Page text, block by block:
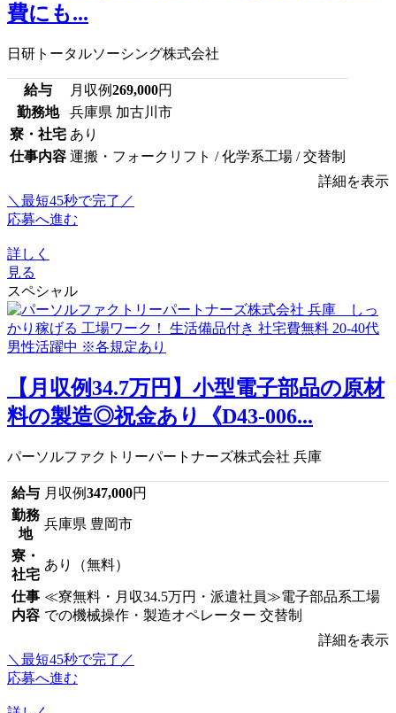
費にも...
日研トータルソーシング株式会社
給与 月収例269,000円
勤務地
兵庫県 加古川市
寮・社宅 あり
仕事内容 運搬・フォークリフト / 化学系工場 / 交替制
詳細を表示
＼最短45秒で完了／
応募へ進む
詳しく
見る
スペシャル
【月収例34.7万円】小型電子部品の原材
料の製造◎祝金あり《D43-006...
パーソルファクトリーパートナーズ株式会社 兵庫
給与 月収例347,000円
勤務
地
兵庫県 豊岡市
寮・
社宅
あり（無料）
仕事
内容
≪寮無料・月収34.5万円・派遣社員≫電子部品系工場
での機械操作・製造オペレーター 交替制
詳細を表示
＼最短45秒で完了／
応募へ進む